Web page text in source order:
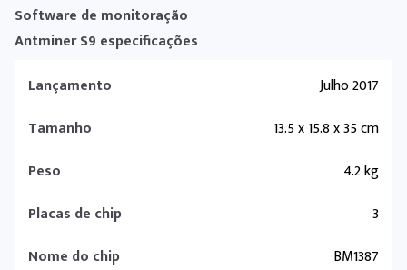
Software de monitoração
Antminer S9 especificações
Lançamento
Julho 2017
Tamanho
13.5 x 15.8 x 35 cm
Peso
4.2 kg
Placas de chip
3
Nome do chip
BM1387